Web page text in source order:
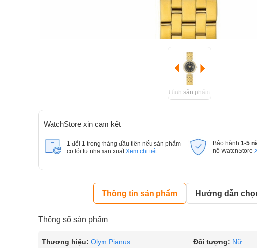
Hình sản phẩm
WatchStore xin cam kết
1 đổi 1 trong tháng đầu tiên nếu sản phẩm
có lỗi từ nhà sản xuất. Xem chi tiết
Bảo hành 1-5
hồ WatchStore
Thông tin sản phẩm Hướng dẫn
Thông số sản phẩm
Thương hiệu: Olym Pianus Đối tượng: Nữ